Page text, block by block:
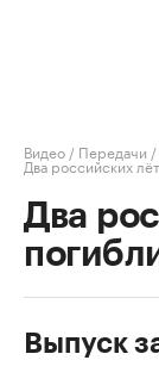
Видео / Передачи /
Два российских
Два
Выпуск